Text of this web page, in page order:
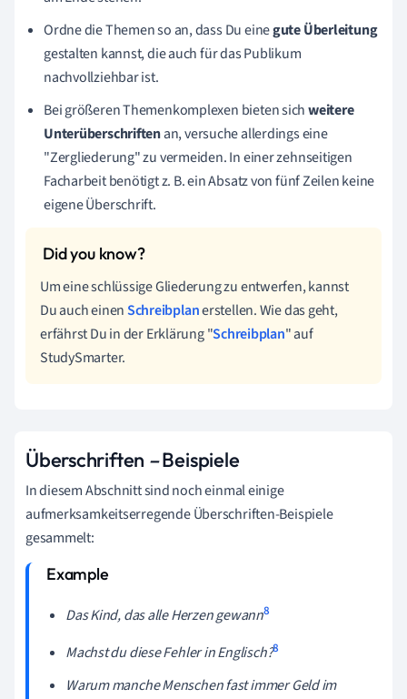
Ordne die Themen so an, dass Du einegute Überleitung
gestalten kannst, die auch für das Publikum
nachvollziehbar ist.
Bei größeren Themenkomplexen bieten sichweitere
Unterüberschriftenan, versuche allerdings eine
"Zergliederung" zu vermeiden. In einer zehnseitigen
Facharbeit benötigt z. B. ein Absatz von fünf Zeilen keine
eigene Überschrift.
Um eine schlüssige Gliederung zu entwerfen, kannst
Du auch einenSchreibplanerstellen. Wie das geht,
erfährst Du in der Erklärung "Schreibplan" auf
StudySmarter.
Überschriften –Beispiele
In diesem Abschnitt sind noch einmal einige
aufmerksamkeitserregendeÜberschriften-Beispiele
gesammelt:
Das Kind, das alle Herzen gewann8
Machst du diese Fehler in Englisch?8
Warum manche Menschen fast immer Geld im